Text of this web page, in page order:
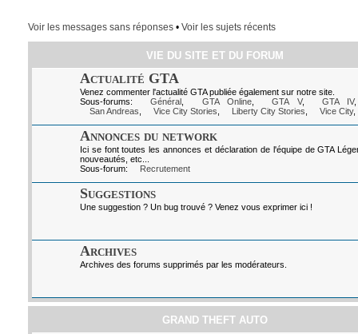
Voir les messages sans réponses• Voir les sujets récents
VIE DU SITE ET DU FORUM
Actualité GTA
Venez commenter l'actualité GTA publiée également sur notre site.
Sous-forums:
Général GTA Online, GTA V, GTA IV
San Andreas
Vice City Stories Liberty City Stories Vice City,
Annonces du network
Ici se font toutes les annonces et déclaration de l'équipe de GTA
nouveautés, etc...
Sous-forum:
Recrutement
Suggestions
Une suggestion ? Un bug trouvé ? Venez vous exprimer ici !
Archives
Archives des forums supprimés par les modérateurs.
GRAND THEFT AUTO